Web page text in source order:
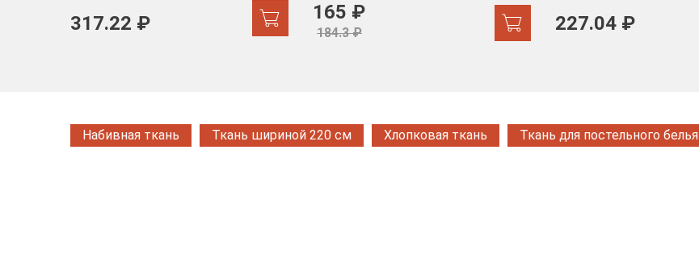
317.22 ₽ 165 ₽
184.3 ₽ 227.04 ₽
Набивная ткань Ткань шириной 220 см Хлопковая ткань Ткань для постельного белья